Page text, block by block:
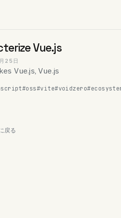
Vue.js
25日
Vue.js, Vue.js
#oss#vite#voidzero
戻る